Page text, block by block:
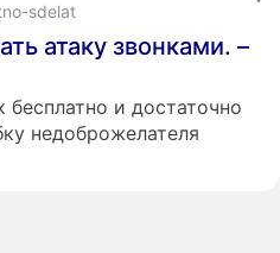
sdelat
атаку звонками. –
и достаточно
недоброжелателя